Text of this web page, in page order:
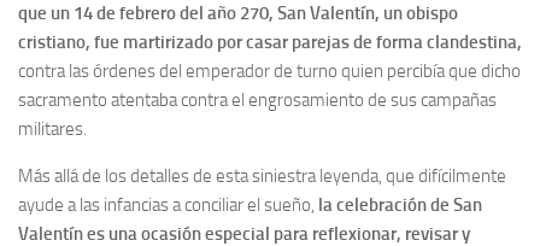
que un 14 de febrero del año 270, San Valentín, un obispo
cristiano, fue martirizado por casar parejas de forma clandestina,
contra las órdenes del emperador de turno quien percibía que dicho
sacramento atentaba contra el engrosamiento de sus campañas
militares.
Más allá de los detalles de esta siniestra leyenda, que difícilmente
ayude a las infancias a conciliar el sueño, la celebración de San
Valentín es una ocasión especial para reflexionar, revisar y